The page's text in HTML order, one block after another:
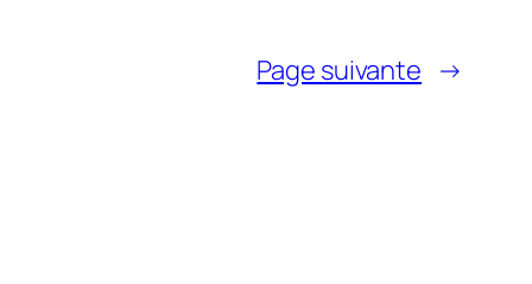
Page suivante →